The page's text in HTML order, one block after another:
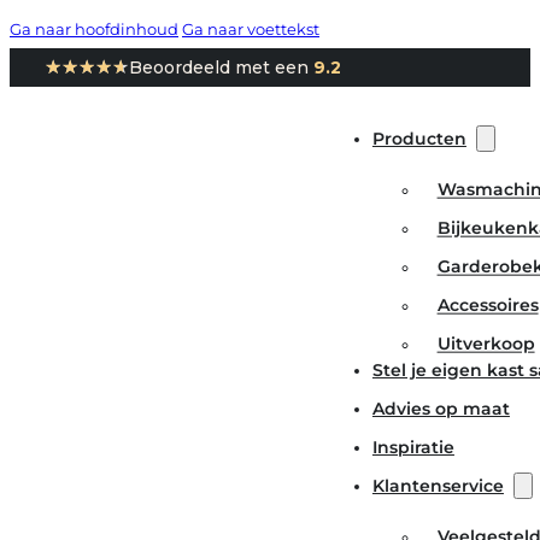
Ga naar hoofdinhoud Ga naar voettekst
★★★★★
★★★★★Beoordeeld met een 9.2
Producten
Accessoires
Uitverkoop
Stel je eigen kast
Advies op maat
Inspiratie
Klantenservice